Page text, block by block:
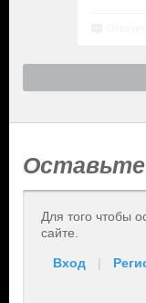
Для того чтобы
сайте.
Вход |